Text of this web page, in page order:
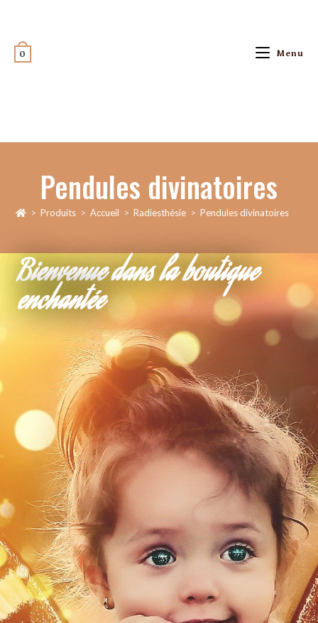
0 Menu
Pendules divinatoires
> Produits > Accueil > Radiesthésie > Pendules divinatoires
Bienvenue dans la boutique
enchantée